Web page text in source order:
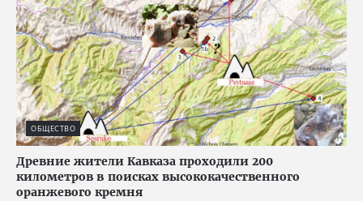
ОБЩЕСТВО
Древние жители Кавказа проходили 200
километров в поисках высококачественного
оранжевого кремня